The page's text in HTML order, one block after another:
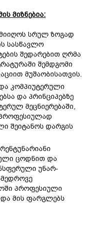
მიზნებია:
სრულ ზოგად
სასწავლო
შედარებით ღრმა
შემდგომი
მუშაობისათვის.
კომპიუტერული
და პრინციპებზე
მეცნიერებაში,
პროფესიულად
შეიტანოს დარგის
ცოდნით და
უნარ-
პროფესიული
მის ფარგლებს